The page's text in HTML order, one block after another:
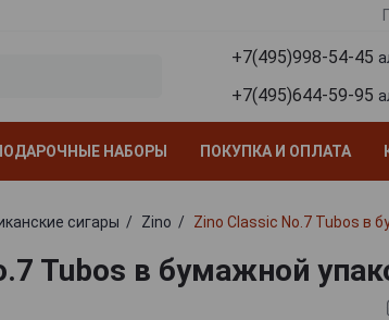
+7(495)998-54-45
+7(495)644-59-95
НАБОРЫ ПОКУПКА И ОПЛАТА
сигары Zino Zino Classic No.7 Tubos в
Tubos в бумажной